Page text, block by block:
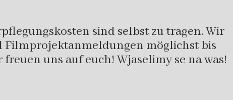
sind selbst zu tragen. Wir
Filmprojektanmeldungen möglichst bis
uns auf euch! Wjaselimy se na was!